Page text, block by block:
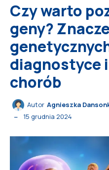
Czy warto
geny?
diagnostyce
chorób
Autor Agnieszka
15 grudnia 2024